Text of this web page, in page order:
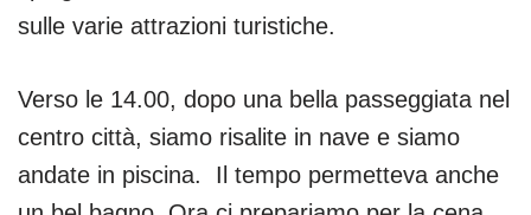
sulle varie attrazioni turistiche.
Verso le 14.00, dopo una bella passeggiata nel
centro città, siamo risalite in nave e siamo
andate in piscina. Il tempo permetteva anche